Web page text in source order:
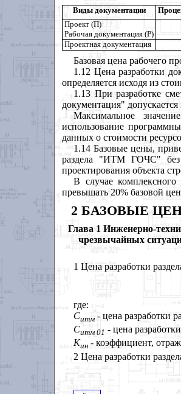
Виды документации
Проект (П)
Рабочая документация (Р)
Проектная документация
Базовая цена рабочего
1.12 Цена разработки
определяется исходя из
1.13 При разработке
документация"
Максимальное
использование
данных о стоимости
1.14 Базовые цены,
раздела "ИТМ ГОЧС" без
проектирования объекта
В случае комплексного
превышать 20% базовой
2 БАЗОВЫЕ
Глава 1 Инженерно-
чрезвычайных
1 Цена разработки
где:
Ситм - цена разработки
Ситм 01 -цена
Кин - коэффициент,
2 Цена разработки